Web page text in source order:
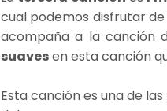
cual podemos disfrutar
acompaña a la canción
suavesen esta canción
Esta canción es una de las